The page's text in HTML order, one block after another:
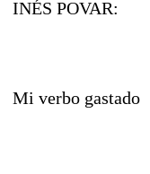
INÉS POVAR:
Mi verbo gastado